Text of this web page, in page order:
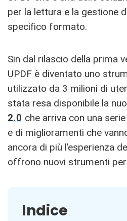
per la lettura e la gestione
specifico formato.
Sin dal rilascio della prima
UPDF è diventato uno
utilizzato da 3 milioni di
stata resa disponibile la
2.0 che arriva con una
e di miglioramenti che
ancora di più l’esperienza
offrono nuovi strumenti
Indice